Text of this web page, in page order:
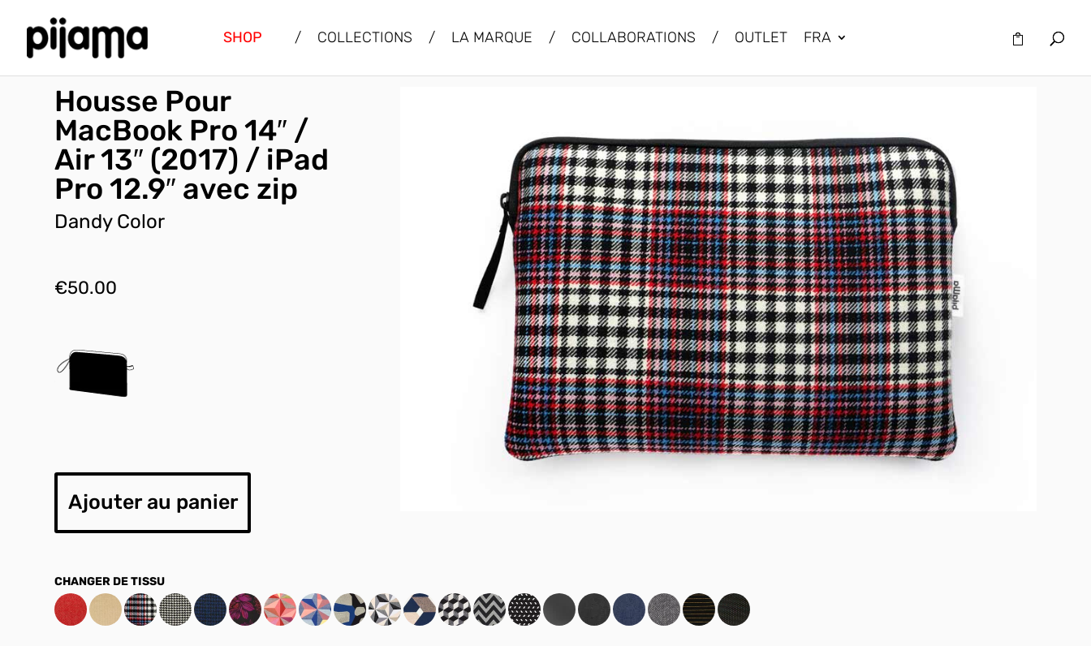
SHOP / COLLECTIONS / LA MARQUE / COLLABORATIONS / OUTLET FRA
Housse Pour
MacBook Pro 14″ /
Air 13″ (2017) / iPad
Pro 12.9″ avec zip
Dandy Color
€50.00
Ajouter au panier